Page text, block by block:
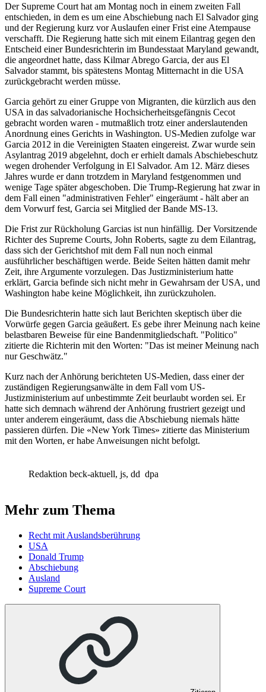
Der Supreme Court hat am Montag noch in einem zweiten Fall
entschieden, in dem es um eine Abschiebung nach El Salvador ging
und der Regierung kurz vor Auslaufen einer Frist eine Atempause
verschafft. Die Regierung hatte sich mit einem Eilantrag gegen den
Entscheid einer Bundesrichterin im Bundesstaat Maryland gewandt,
die angeordnet hatte, dass Kilmar Abrego Garcia, der aus El
Salvador stammt, bis spätestens Montag Mitternacht in die USA
zurückgebracht werden müsse.
Garcia gehört zu einer Gruppe von Migranten, die kürzlich aus den
USA in das salvadorianische Hochsicherheitsgefängnis Cecot
gebracht worden waren - mutmaßlich trotz einer anderslautenden
Anordnung eines Gerichts in Washington. US-Medien zufolge war
Garcia 2012 in die Vereinigten Staaten eingereist. Zwar wurde sein
Asylantrag 2019 abgelehnt, doch er erhielt damals Abschiebeschutz
wegen drohender Verfolgung in El Salvador. Am 12. März dieses
Jahres wurde er dann trotzdem in Maryland festgenommen und
wenige Tage später abgeschoben. Die Trump-Regierung hat zwar in
dem Fall einen "administrativen Fehler" eingeräumt - hält aber an
dem Vorwurf fest, Garcia sei Mitglied der Bande MS-13.
Die Frist zur Rückholung Garcias ist nun hinfällig. Der Vorsitzende
Richter des Supreme Courts, John Roberts, sagte zu dem Eilantrag,
dass sich der Gerichtshof mit dem Fall nun noch einmal
ausführlicher beschäftigen werde. Beide Seiten hätten damit mehr
Zeit, ihre Argumente vorzulegen. Das Justizministerium hatte
erklärt, Garcia befinde sich nicht mehr in Gewahrsam der USA, und
Washington habe keine Möglichkeit, ihn zurückzuholen.
Die Bundesrichterin hatte sich laut Berichten skeptisch über die
Vorwürfe gegen Garcia geäußert. Es gebe ihrer Meinung nach keine
belastbaren Beweise für eine Bandenmitgliedschaft. "Politico"
zitierte die Richterin mit den Worten: "Das ist meiner Meinung nach
nur Geschwätz."
Kurz nach der Anhörung berichteten US-Medien, dass einer der
zuständigen Regierungsanwälte in dem Fall vom US-
Justizministerium auf unbestimmte Zeit beurlaubt worden sei. Er
hatte sich demnach während der Anhörung frustriert gezeigt und
unter anderem eingeräumt, dass die Abschiebung niemals hätte
passieren dürfen. Die «New York Times» zitierte das Ministerium
mit den Worten, er habe Anweisungen nicht befolgt.
Redaktion beck-aktuell, js, dd dpa
Mehr zum Thema
Recht mit Auslandsberührung
USA
Donald Trump
Abschiebung
Ausland
Supreme Court